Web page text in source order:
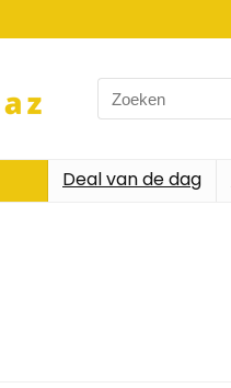
Search
for:
Deal van de dag